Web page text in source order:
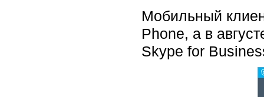
Мобильный
Phone, а в
Skype for